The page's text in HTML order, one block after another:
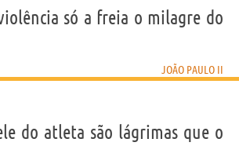
só a freia o milagre do
JOÃO PAULO II
do atleta são lágrimas que o